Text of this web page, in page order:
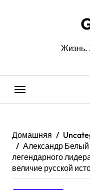
Жизнь.
Домашняя
Александр
легендарного
величие русской